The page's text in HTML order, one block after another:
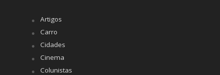
Artigos
Carro
Cidades
Cinema
Colunistas